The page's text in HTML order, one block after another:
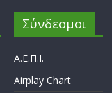
Σύνδεσμοι
Α.Ε.Π.Ι.
Airplay Chart